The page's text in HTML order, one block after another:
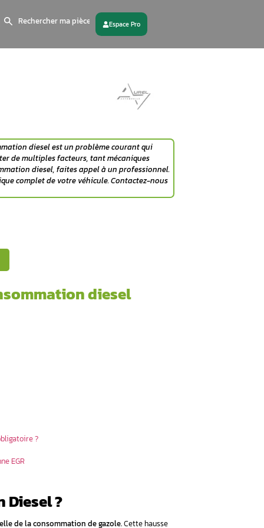
Contactez - nous
Search
for:
d’habitude ? La surconsommation diesel est un
Ce phénomène peut résulter de multiples facteurs,
l’origine de votre surconsommation diesel, faites appel
un diagnostic électronique complet de votre
pour mieux comprendre ?
la surconsommation
de votre véhicule
fréquente